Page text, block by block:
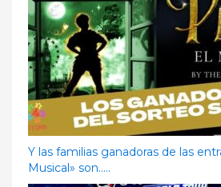
Y las familias ganadoras de las
Musical» son…..